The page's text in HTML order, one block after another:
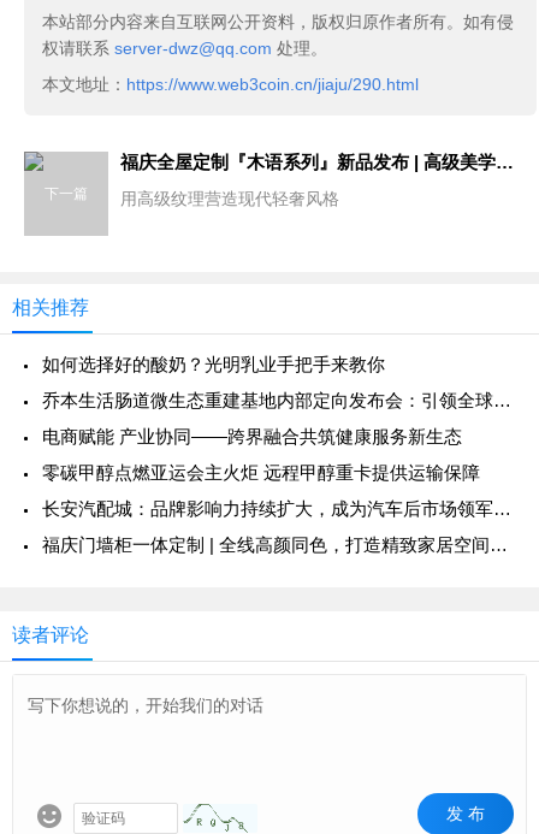
本站部分内容来自互联网公开资料，版权归原作者所有。如有侵
权请联系 server-dwz@qq.com 处理。
本文地址： https://www.web3coin.cn/jiaju/290.html
下一篇
福庆全屋定制『木语系列』新品发布 | 高级美学，营造出生活空间的时尚感与艺术感
用高级纹理营造现代轻奢风格
相关推荐
如何选择好的酸奶？光明乳业手把手来教你
乔本生活肠道微生态重建基地内部定向发布会：引领全球健康新风尚
电商赋能 产业协同——跨界融合共筑健康服务新生态
零碳甲醇点燃亚运会主火炬 远程甲醇重卡提供运输保障
长安汽配城：品牌影响力持续扩大，成为汽车后市场领军力量
福庆门墙柜一体定制 | 全线高颜同色，打造精致家居空间美学
读者评论
 发 布